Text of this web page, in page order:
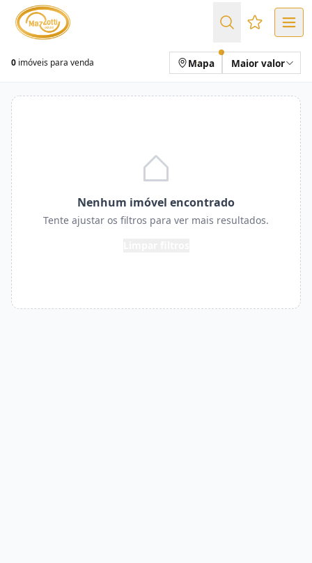
Favoritos
0 imóveis para venda Mapa Maior valor
Nenhum imóvel encontrado
Tente ajustar os filtros para ver mais resultados.